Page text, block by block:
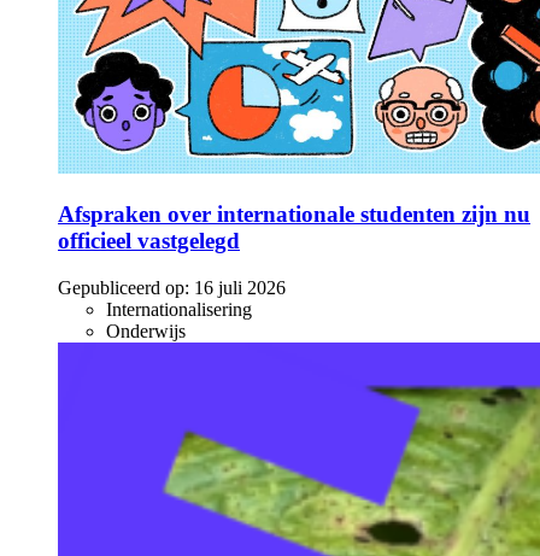
Afspraken over internationale studenten zijn nu
officieel vastgelegd
Gepubliceerd op: 16 juli 2026
Internationalisering
Onderwijs